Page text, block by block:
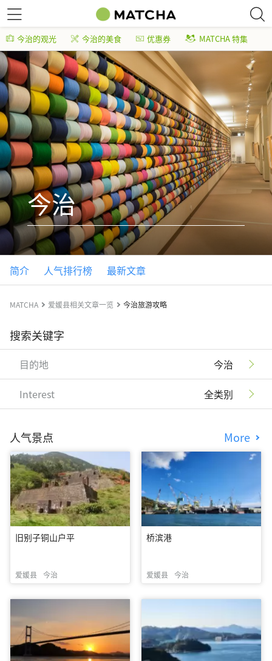
今治的观光 今治的美食 优惠券 MATCHA 特集
今治
简介 人气排行榜 最新文章
MATCHA 爱媛县相关文章一览 今治旅游攻略
搜索关键字
目的地 今治
Interest 全类别
人气景点 More
旧别子铜山户平
爱媛县 今治
桥滨港
爱媛县 今治